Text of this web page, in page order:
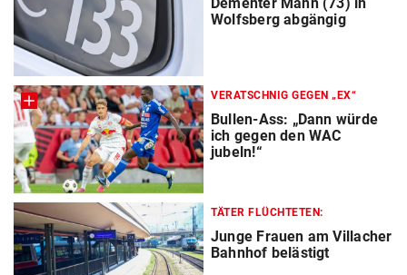
Dementer Mann (73) in
Wolfsberg abgängig
VERATSCHNIG GEGEN „EX“
Bullen-Ass: „Dann würde
ich gegen den WAC
jubeln!“
TÄTER FLÜCHTETEN:
Junge Frauen am Villacher
Bahnhof belästigt